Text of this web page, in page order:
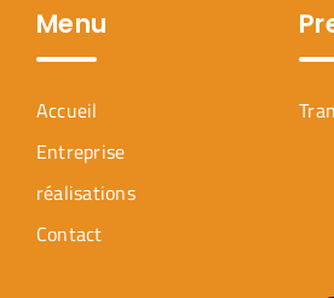
Menu
Accueil
Entreprise
réalisations
Contact